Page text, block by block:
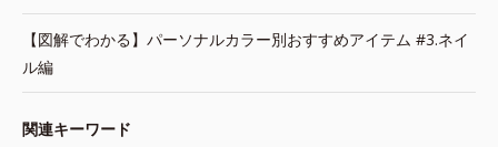
【図解でわかる】パーソナルカラー別おすすめアイテム #3.ネイ
ル編
関連キーワード